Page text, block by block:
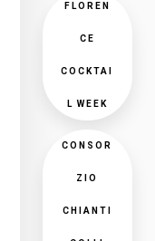
FLOREN
CE
COCKTAI
L WEEK
CONSOR
ZIO
CHIANTI